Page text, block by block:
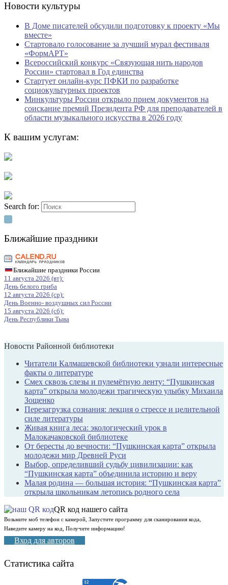
Новости культуры
В Доме писателей обсудили подготовку к проекту «Мы
вместе»
Стартовало голосование за лучший мурал фестиваля
«ФормАРТ»
Всероссийский конкурс «Связующая нить народов
России» стартовал в Год единства
Стартует онлайн-курс ПФКИ по разработке
социокультурных проектов
Минкультуры России открыло прием документов на
соискание премий Президента РФ для преподавателей в
области музыкального искусства в 2026 году
К вашим услугам:
Search for:
Ближайшие праздники
Ближайшие праздники России
11 августа 2026 (вт):
День белого гриба
12 августа 2026 (ср):
День Военно- воздушных сил России
15 августа 2026 (сб):
День Республики Тыва
Новости Районной библиотеки
Читатели Калмашевской библиотеки узнали интересные
факты о литературе
Смех сквозь слезы и пулемётную ленту: “Пушкинская
карта” открыла молодежи трагическую улыбку Михаила
Зощенко
Перезагрузка сознания: лекция о стрессе и целительной
силе литературы
Живая книга леса: экологический урок в
Малокачаковской библиотеке
От бересты до вечности: “Пушкинская карта” открыла
молодежи мир Древней Руси
Выбор, определивший судьбу цивилизации: как
“Пушкинская карта” объединила историю и веру
Малая родина — большая история: “Пушкинская карта”
открыла школьникам летопись родного села
QR код нашего сайта
Возьмите моб телефон с камерой, Запустите программу для сканирования кода,
Наведите камеру на код, Получите информацию!
Вход для авторов
Статистика сайта